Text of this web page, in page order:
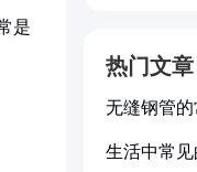
是
热门文章
无缝钢管
生活中常